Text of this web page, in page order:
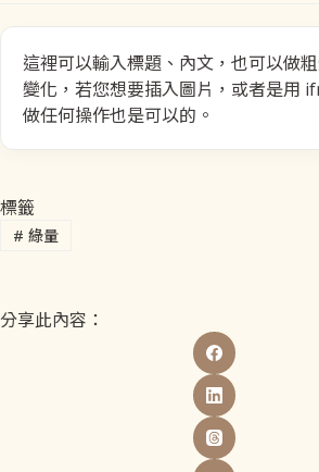
這裡可以輸入標題、內文，也可以做
變化，若您想要插入圖片，或者是用
做任何操作也是可以的。
標籤
# 綠量
分享此內容：